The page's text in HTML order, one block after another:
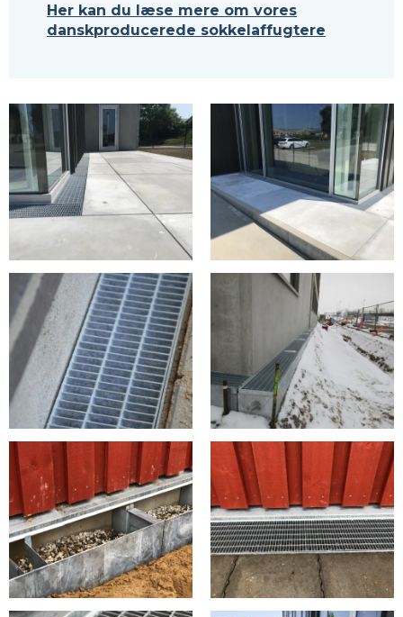
Her kan du læse mere om vores
danskproducerede sokkelaffugtere